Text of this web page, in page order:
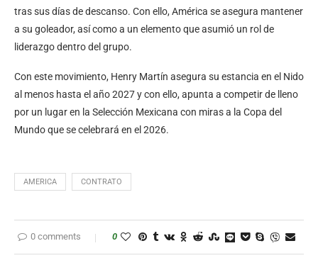
tras sus días de descanso. Con ello, América se asegura mantener
a su goleador, así como a un elemento que asumió un rol de
liderazgo dentro del grupo.
Con este movimiento, Henry Martín asegura su estancia en el Nido
al menos hasta el año 2027 y con ello, apunta a competir de lleno
por un lugar en la Selección Mexicana con miras a la Copa del
Mundo que se celebrará en el 2026.
AMERICA CONTRATO
0 comments 0